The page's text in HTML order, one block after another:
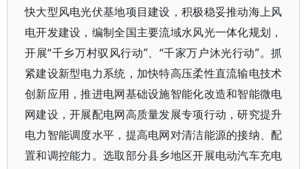
快大型风电光伏基地项目建设，积极稳妥推动海上风
电开发建设，编制全国主要流域水风光一体化规划，
开展“千乡万村驭风行动”、“千家万户沐光行动”。抓
紧建设新型电力系统，加快特高压柔性直流输电技术
创新应用，推进电网基础设施智能化改造和智能微电
网建设，开展配电网高质量发展专项行动，研究提升
电力智能调度水平，提高电网对清洁能源的接纳、配
置和调控能力。选取部分县乡地区开展电动汽车充电